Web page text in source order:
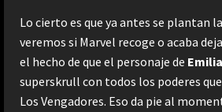
Lo cierto es que ya antes se plantan
veremos si Marvel recoge o acaba
el hecho de que el personaje de
superskrull con todos los poderes
Los Vengadores. Eso da pie al